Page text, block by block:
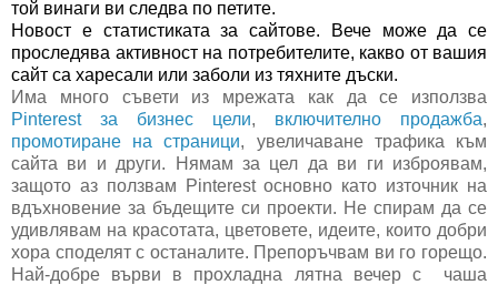
той винаги ви следва по петите.
Новост е статистиката за сайтове. Вече може да се
проследява активност на потребителите, какво от вашия
сайт са харесали или заболи из тяхните дъски.
Има много съвети из мрежата как да се използва
Pinterest за бизнес цели, включително продажба,
промотиране на страници, увеличаване трафика към
сайта ви и други. Нямам за цел да ви ги изброявам,
защото аз ползвам Pinterest основно като източник на
вдъхновение за бъдещите си проекти. Не спирам да се
удивлявам на красотата, цветовете, идеите, които добри
хора споделят с останалите. Препоръчвам ви го горещо.
Най-добре върви в прохладна лятна вечер с чаша